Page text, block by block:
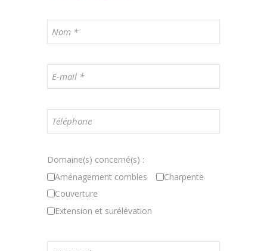
Domaine(s) concerné(s) :
Aménagement combles
Charpente
Couverture
Extension et surélévation